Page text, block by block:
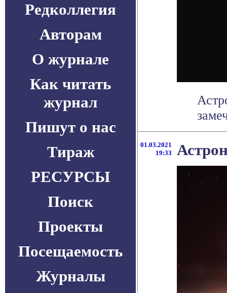
Редколлегия
Авторам
О журнале
Как читать
журнал
Пишут о нас
Тираж
РЕСУРСЫ
Поиск
Проекты
Посещаемость
Журналы
01.03.2021
19:33